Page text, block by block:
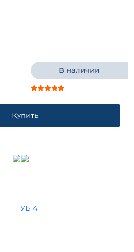
В наличии
Купить